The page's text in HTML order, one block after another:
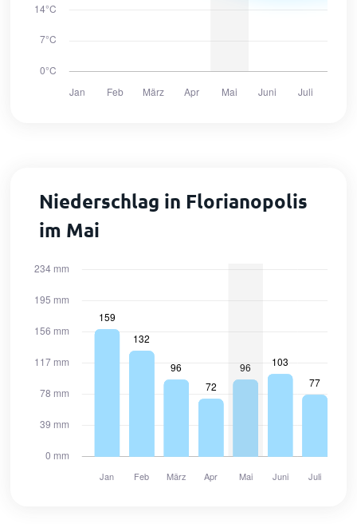
Niederschlag in Florianopolis
im Mai